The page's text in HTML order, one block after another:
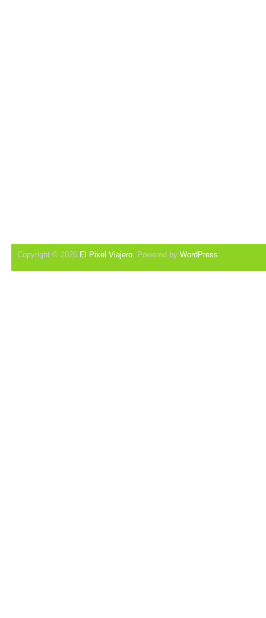
Copyright © 2026 El Pixel Viajero. Powered by WordPress.